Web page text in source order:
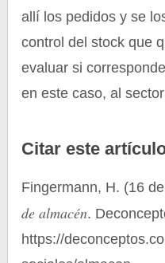
allí los pedidos y se
control del stock que
evaluar si
en este caso, al
Citar este
Fingermann, H. (16
de almacén.
https://